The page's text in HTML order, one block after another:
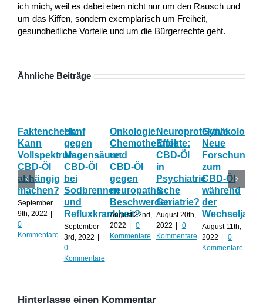
ich mich, weil es dabei eben nicht nur um den Rausch und
um das Kiffen, sondern exemplarisch um Freiheit,
gesundheitliche Vorteile und um die Bürgerrechte geht.
Ähnliche Beiträge
Faktencheck:
Kann
Vollspektrum
CBD-Öl
abhängig
machen?
September
9th, 2022 |
0
Kommentare
Hanf
gegen
Magensäure:
CBD-Öl
bei
Sodbrennen
und
Refluxkrankheit?
September
3rd, 2022 |
0
Kommentare
Onkologie:
Chemotherapie
und
CBD-Öl
gegen
neuropathische
Beschwerden
August 22nd,
2022 |
0
Kommentare
Neuroprotektive
Effekte:
CBD-Öl
in
Psychiatrie
&
Geriatrie?
August 20th,
2022 |
0
Kommentare
Gynäkologie:
Neue
Forschung
zum
CBD-Öl
während
der
Wechseljahre
August 11th,
2022 |
0
Kommentare
Hinterlasse einen Kommentar